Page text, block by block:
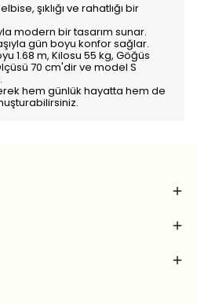
şıklığı ve rahatlığı bir
modern bir tasarım sunar.
gün boyu konfor sağlar.
1.68 m, Kilosu 55 kg, Göğüs
70 cm'dir ve model S
hem günlük hayatta hem de